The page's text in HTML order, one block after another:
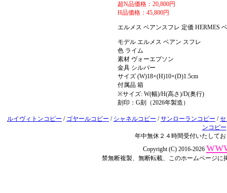
超N品価格：20,800円
H品価格：45,800円
エルメス ベアンスフレ 定価
モデル エルメス ベアン スフレ
色 ライム
素材 ヴォーエプソン
金具 シルバー
サイズ (W)18×(H)10×(D)1.5cm
付属品 箱
※サイズ: W(幅)/H(高さ)/D(奥行)
刻印：G刻（2026年製造）
ルイヴィトンコピー / ゴヤールコピー / シャネルコピー /サンローランコピー /
ンコピー
年中無休２４時間受付いたして
Copyright (C) 2016-2026
禁無断複製、無断転載、このホームページ